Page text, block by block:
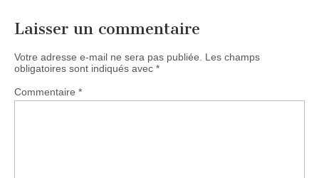
Laisser un commentaire
Votre adresse e-mail ne sera pas publiée.
Les champs
obligatoires sont indiqués avec *
Commentaire *